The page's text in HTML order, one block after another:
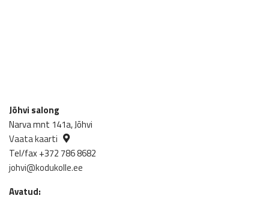
Jõhvi salong
Narva mnt 141a, Jõhvi
Vaata kaarti
Tel/fax +372 786 8682
johvi@kodukolle.ee
Avatud: